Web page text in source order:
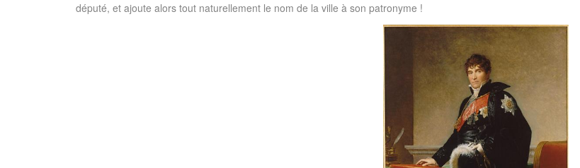
député, et ajoute alors tout naturellement le nom de la ville à son patronyme !